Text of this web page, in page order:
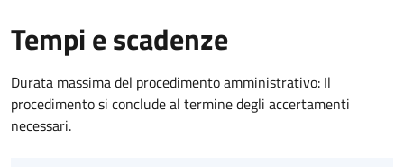
Tempi e scadenze
Durata massima del procedimento amministrativo: Il
procedimento si conclude al termine degli accertamenti
necessari.